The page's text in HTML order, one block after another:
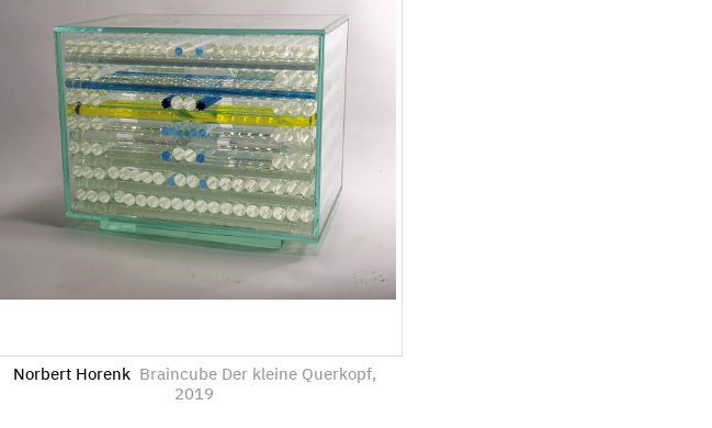
Norbert Horenk Braincube Der kleine Querkopf,
2019